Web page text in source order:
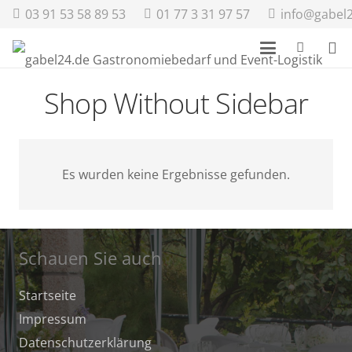
03 91 53 58 89 53 01 77 3 31 97 57
Shop Without Sidebar
Es wurden keine Ergebnisse gefunden.
Schauen Sie auch
Startseite
Impressum
Datenschutz­erklärung